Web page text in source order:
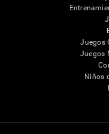
Juegos
Juegos
Niños